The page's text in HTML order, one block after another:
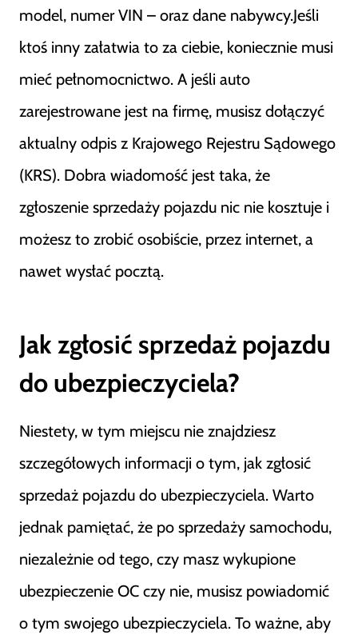
model, numer VIN – oraz dane nabywcy.Jeśli
ktoś inny załatwia to za ciebie, koniecznie musi
mieć pełnomocnictwo. A jeśli auto
zarejestrowane jest na firmę, musisz dołączyć
aktualny odpis z Krajowego Rejestru Sądowego
(KRS). Dobra wiadomość jest taka, że
zgłoszenie sprzedaży pojazdu nic nie kosztuje i
możesz to zrobić osobiście, przez internet, a
nawet wysłać pocztą.
Jak zgłosić sprzedaż pojazdu
do ubezpieczyciela?
Niestety, w tym miejscu nie znajdziesz
szczegółowych informacji o tym, jak zgłosić
sprzedaż pojazdu do ubezpieczyciela. Warto
jednak pamiętać, że po sprzedaży samochodu,
niezależnie od tego, czy masz wykupione
ubezpieczenie OC czy nie, musisz powiadomić
o tym swojego ubezpieczyciela. To ważne, aby